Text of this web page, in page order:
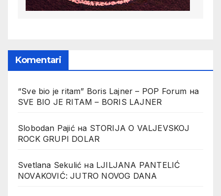
Komentari
“Sve bio je ritam” Boris Lajner – POP Forum на
SVE BIO JE RITAM – BORIS LAJNER
Slobodan Pajićна STORIJA O VALJEVSKOJ
ROCK GRUPI DOLAR
Svetlana Sekulić на LJILJANA PANTELIĆ
NOVAKOVIĆ: JUTRO NOVOG DANA